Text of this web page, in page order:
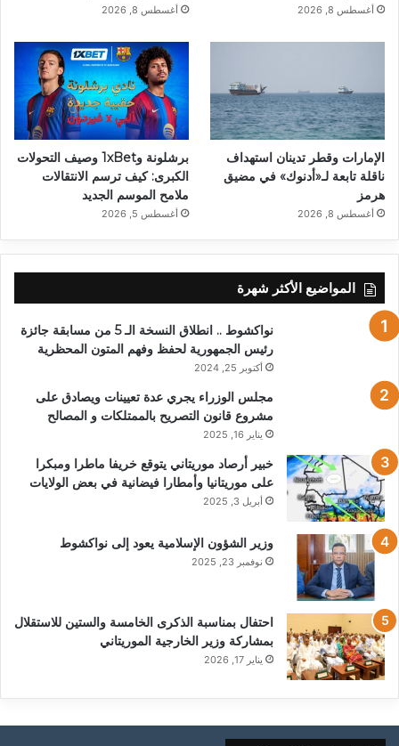
أغسطس 8, 2026 أغسطس 8, 2026
الإمارات وقطر تدينان استهداف
ناقلة تابعة لـ«أدنوك» في مضيق
هرمز
أغسطس 8, 2026
برشلونة و1xBet وصيف التحولات
الكبرى: كيف ترسم الانتقالات
ملامح الموسم الجديد
أغسطس 5, 2026
المواضيع الأكثر شهرة
نواكشوط .. انطلاق النسخة الـ 5 من مسابقة جائزة
رئيس الجمهورية لحفظ وفهم المتون المحظرية
أكتوبر 25, 2024
مجلس الوزراء يجري عدة تعيينات ويصادق على
مشروع قانون التصريح بالممتلكات و المصالح
يناير 16, 2025
خبير أرصاد موريتاني يتوقع خريفا ماطرا ومبكرا
على موريتانيا وأمطارا فيضانية في بعض الولايات
أبريل 3, 2025
وزير الشؤون الإسلامية يعود إلى نواكشوط
نوفمبر 23, 2025
احتفال بمناسبة الذكرى الخامسة والستين للاستقلال
بمشاركة وزير الخارجية الموريتاني
يناير 17, 2026